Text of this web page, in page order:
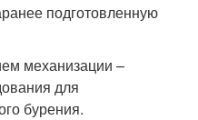
подготовленную
механизации –
для
бурения.